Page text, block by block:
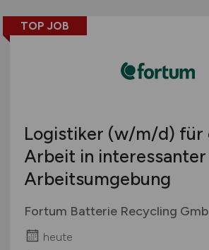
TOP JOB
Logistiker (w/m/d) für
Arbeit in interessanter
Arbeitsumgebung
Fortum Batterie Recycling
heute